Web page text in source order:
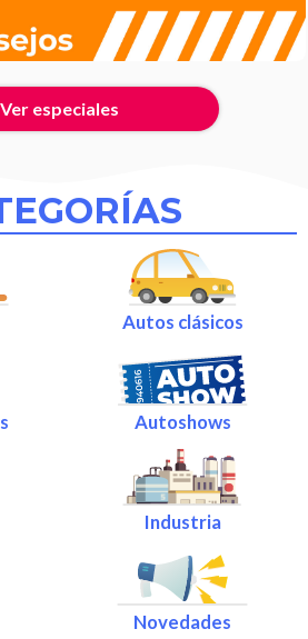
Ver especiales
Autos clásicos
Autoshows
Industria
Novedades